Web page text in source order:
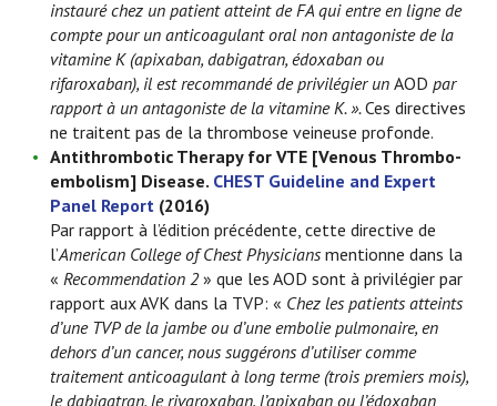
instauré chez un patient atteint de FA qui entre en ligne de
compte pour un anticoagulant oral non antagoniste de la
vitamine K (apixaban, dabigatran, édoxaban ou
rifaroxaban), il est recommandé de privilégier un AOD par
rapport à un antagoniste de la vitamine K. ».Ces directives
ne traitent pas de la thrombose veineuse profonde.
Antithrombotic Therapy for VTE [Venous Thrombo-
embolism] Disease. CHEST Guideline and Expert
Panel Report (2016)
Par rapport à l’édition précédente, cette directive de
l’American College of Chest Physicians mentionne dans la
« Recommendation 2» que les AOD sont à privilégier par
rapport aux AVK dans la TVP: « Chez les patients atteints
d’une TVP de la jambe ou d’une embolie pulmonaire, en
dehors d’un cancer, nous suggérons d’utiliser comme
traitement anticoagulant à long terme (trois premiers mois),
le dabigatran, le rivaroxaban, l’apixaban ou l’édoxaban